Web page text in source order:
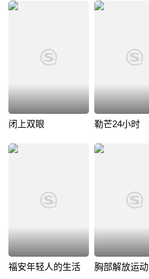
闭上双眼 勒芒24小时
福安年轻人的生活 胸部解放运动